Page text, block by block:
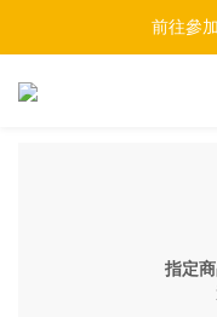
註冊會員+綁定
前往參
註冊會員+綁定
指定